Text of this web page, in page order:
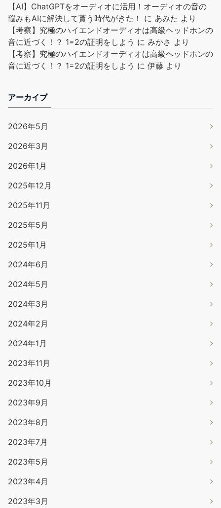
【AI】ChatGPTをオーディオに活用！オーディオの音の
悩みもAIに解決して貰う時代がきた！
に あみた より
【考察】究極のハイエンドオーディオは高級ヘッドホンの
音に近づく！？ 1=2の証明をしよう に みかさ より
【考察】究極のハイエンドオーディオは高級ヘッドホンの
音に近づく！？ 1=2の証明をしよう に 伊藤 より
アーカイブ
2026年5月
2026年3月
2026年1月
2025年12月
2025年11月
2025年5月
2025年1月
2024年6月
2024年5月
2024年3月
2024年2月
2024年1月
2023年11月
2023年10月
2023年9月
2023年8月
2023年7月
2023年5月
2023年4月
2023年3月